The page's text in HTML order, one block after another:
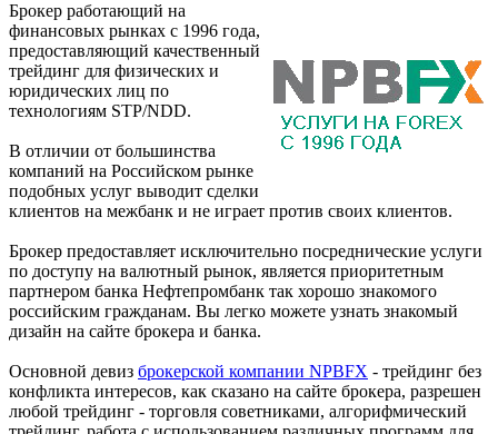
Брокер работающий на
финансовых рынках с 1996 года,
предоставляющий качественный
трейдинг для физических и
юридических лиц по
технологиям STP/NDD.
В отличии от большинства
компаний на Российском рынке
подобных услуг выводит сделки
клиентов на межбанк и не играет против своих клиентов.
Брокер предоставляет исключительно посреднические услуги
по доступу на валютный рынок, является приоритетным
партнером банка Нефтепромбанк так хорошо знакомого
российским гражданам. Вы легко можете узнать знакомый
дизайн на сайте брокера и банка.
Основной девиз брокерской компании NPBFX - трейдинг без
конфликта интересов, как сказано на сайте брокера, разрешен
любой трейдинг - торговля советниками, алгорифмический